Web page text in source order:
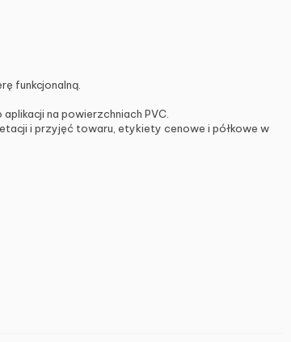
funkcjonalną.
na powierzchniach PVC.
i przyjęć towaru, etykiety cenowe i półkowe w